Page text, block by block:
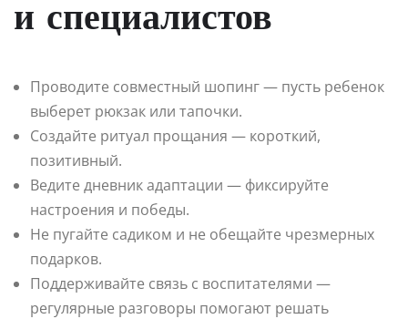
и специалистов
Проводите совместный шопинг — пусть ребенок
выберет рюкзак или тапочки.
Создайте ритуал прощания — короткий,
позитивный.
Ведите дневник адаптации — фиксируйте
настроения и победы.
Не пугайте садиком и не обещайте чрезмерных
подарков.
Поддерживайте связь с воспитателями —
регулярные разговоры помогают решать